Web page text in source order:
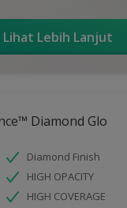
Lihat Lebih Lanjut
Diamond Glo
Diamond Finish
HIGH OPACITY
HIGH COVERAGE